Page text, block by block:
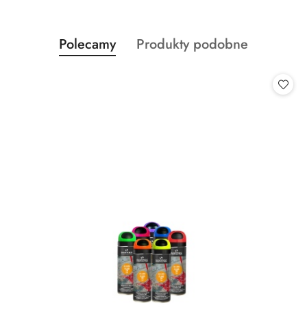
Pomiń karuzelę produktów
Produkty
o
Polecamy
Produkty
Produkty podobne